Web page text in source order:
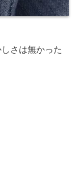
さは無かった